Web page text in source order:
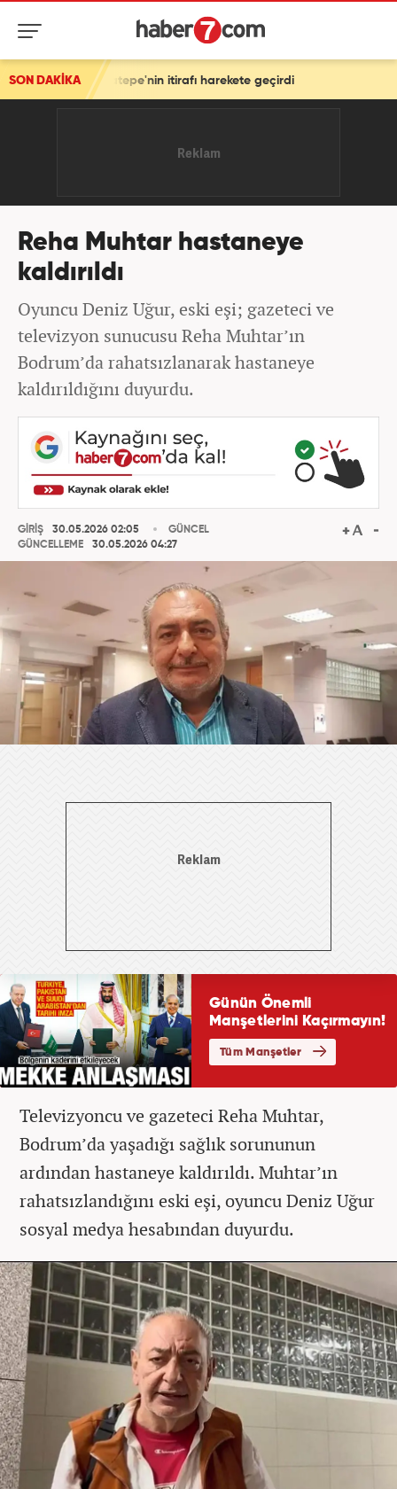
SON DAKİKAitirafı harekete geçirdi
Reha Muhtar hastaneye
kaldırıldı
Oyuncu Deniz Uğur, eski eşi; gazeteci ve
televizyon sunucusu Reha Muhtar’ın
Bodrum’da rahatsızlanarak hastaneye
kaldırıldığını duyurdu.
GİRİŞ
30.05.2026 02:05
GÜNCELLEME
30.05.2026 04:27
GÜNCEL
Televizyoncu ve gazeteci Reha Muhtar,
Bodrum’da yaşadığı sağlık sorununun
ardından hastaneye kaldırıldı. Muhtar’ın
rahatsızlandığını eski eşi, oyuncu Deniz Uğur
sosyal medya hesabından duyurdu.